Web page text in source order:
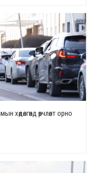
өөрчлөлт орно